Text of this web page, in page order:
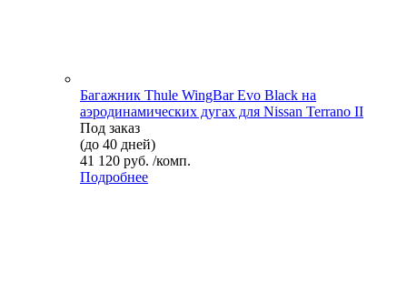
Багажник Thule WingBar Evo Black на
аэродинамических дугах для Nissan Terrano II
Под заказ
(до 40 дней)
41 120 руб. /комп.
Подробнее